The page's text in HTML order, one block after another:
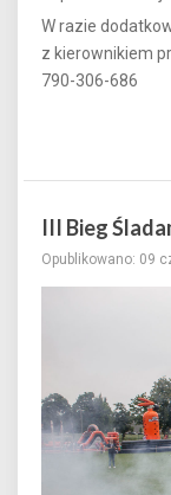
W razie
z kierownikiem
790-306-686
III Bieg
Opublikowano: 09